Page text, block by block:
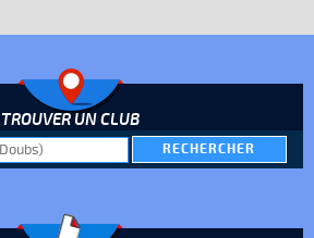
TROUVER UN CLUB